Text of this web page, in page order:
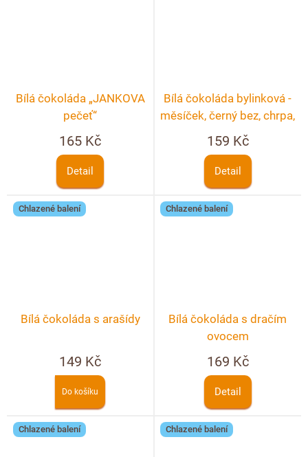
Bílá čokoláda „JANKOVA
pečeť“
165 Kč
Detail
Bílá čokoláda bylinková -
měsíček, černý bez, chrpa,
růže
159 Kč
Detail
Chlazené balení
Bílá čokoláda s arašídy
149 Kč
Do košíku
Chlazené balení
Bílá čokoláda s dračím
ovocem
169 Kč
Detail
Chlazené balení Chlazené balení